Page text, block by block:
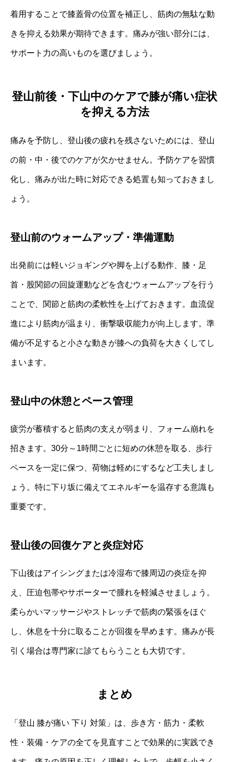
着用することで膝蓋骨の位置を補正し、筋肉の無駄な動
きを抑える効果が期待できます。痛みが強い部分には、
サポート力の高いものを選びましょう。
登山前後・下山中のケアで膝が痛い症状
を抑える方法
痛みを予防し、登山後の疲れを残さないためには、登山
の前・中・後でのケアが欠かせません。予防ケアを習慣
化し、痛みが出た時に対応できる処置も知っておきまし
ょう。
登山前のウォームアップ・準備運動
出発前には軽いジョギングや脚を上げる動作、膝・足
首・股関節の回旋運動などを含むウォームアップを行う
ことで、関節と筋肉の柔軟性を上げておきます。血流促
進により筋肉が温まり、衝撃吸収能力が向上します。準
備が不足すると小さな動きが膝への負荷を大きくしてし
まいます。
登山中の休憩とペース管理
疲労が蓄積すると筋肉の支えが弱まり、フォーム崩れを
招きます。30分～1時間ごとに短めの休憩を取る、歩行
ペースを一定に保つ、荷物は軽めにするなど工夫しまし
ょう。特に下り坂に備えてエネルギーを温存する意識も
重要です。
登山後の回復ケアと炎症対応
下山後はアイシングまたは冷湿布で膝周辺の炎症を抑
え、圧迫包帯やサポーターで腫れを軽減させましょう。
柔らかいマッサージやストレッチで筋肉の緊張をほぐ
し、休息を十分に取ることが回復を早めます。痛みが長
引く場合は専門家に診てもらうことも大切です。
まとめ
「登山 膝が痛い 下り 対策」は、歩き方・筋力・柔軟
性・装備・ケアの全てを見直すことで効果的に実践でき